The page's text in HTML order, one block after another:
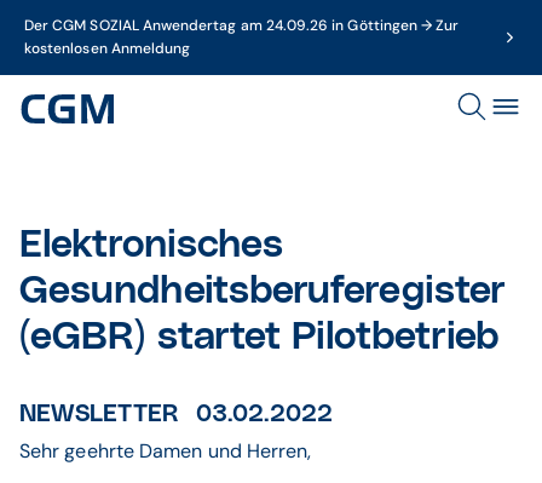
Der CGM SOZIAL Anwendertag am 24.09.26 in Göttingen → Zur
kostenlosen Anmeldung
Elektronisches
Gesundheitsberuferegister
(eGBR) startet Pilotbetrieb
NEWSLETTER 03.02.2022
Sehr geehrte Damen und Herren,